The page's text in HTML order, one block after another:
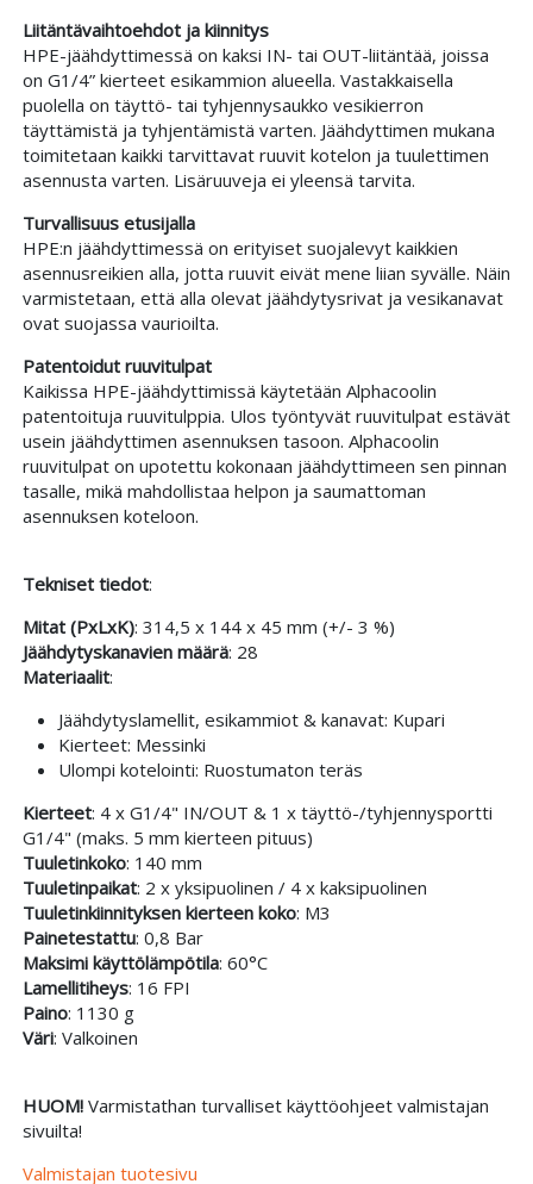
Liitäntävaihtoehdot ja kiinnitys
HPE-jäähdyttimessä on kaksi IN- tai OUT-liitäntää, joissa
on G1/4” kierteet esikammion alueella. Vastakkaisella
puolella on täyttö- tai tyhjennysaukko vesikierron
täyttämistä ja tyhjentämistä varten. Jäähdyttimen mukana
toimitetaan kaikki tarvittavat ruuvit kotelon ja tuulettimen
asennusta varten. Lisäruuveja ei yleensä tarvita.
Turvallisuus etusijalla
HPE:n jäähdyttimessä on erityiset suojalevyt kaikkien
asennusreikien alla, jotta ruuvit eivät mene liian syvälle. Näin
varmistetaan, että alla olevat jäähdytysrivat ja vesikanavat
ovat suojassa vaurioilta.
Patentoidut ruuvitulpat
Kaikissa HPE-jäähdyttimissä käytetään Alphacoolin
patentoituja ruuvitulppia. Ulos työntyvät ruuvitulpat estävät
usein jäähdyttimen asennuksen tasoon. Alphacoolin
ruuvitulpat on upotettu kokonaan jäähdyttimeen sen pinnan
tasalle, mikä mahdollistaa helpon ja saumattoman
asennuksen koteloon.
Tekniset tiedot:
Mitat (PxLxK): 314,5 x 144 x 45 mm (+/- 3 %)
Jäähdytyskanavien määrä: 28
Materiaalit:
Jäähdytyslamellit, esikammiot & kanavat: Kupari
Kierteet: Messinki
Ulompi kotelointi: Ruostumaton teräs
Kierteet: 4 x G1/4" IN/OUT & 1 x täyttö-/tyhjennysportti
G1/4" (maks. 5 mm kierteen pituus)
Tuuletinkoko: 140 mm
Tuuletinpaikat: 2 x yksipuolinen / 4 x kaksipuolinen
Tuuletinkiinnityksen kierteen koko: M3
Painetestattu: 0,8 Bar
Maksimi käyttölämpötila: 60°C
Lamellitiheys: 16 FPI
Paino: 1130 g
Väri: Valkoinen
HUOM!Varmistathan turvalliset käyttöohjeet valmistajan
sivuilta!
Valmistajan tuotesivu